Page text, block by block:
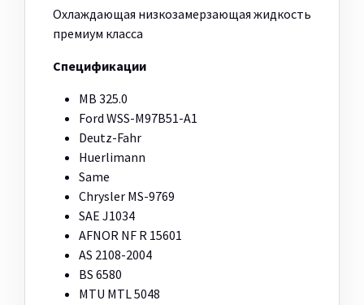
Охлаждающая низкозамерзающая жидкость
премиум класса
Спецификации
MB 325.0
Ford WSS-M97B51-A1
Deutz-Fahr
Huerlimann
Same
Chrysler MS-9769
SAE J1034
AFNOR NF R 15601
AS 2108-2004
BS 6580
MTU MTL 5048